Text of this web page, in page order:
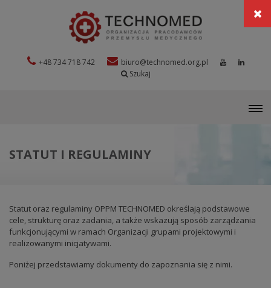
+48 734 718 742
biuro@technomed.org.pl
Szukaj
STATUT I REGULAMINY
Statut oraz regulaminy OPPM TECHNOMED określają podstawowe
cele, strukturę oraz zadania, a także wskazują sposób zarządzania
funkcjonującymi w ramach Organizacji grupami projektowymi i
realizowanymi inicjatywami.
Poniżej przedstawiamy dokumenty do zapoznania się z nimi.